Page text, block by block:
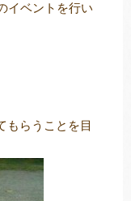
イベントを行い
もらうことを目